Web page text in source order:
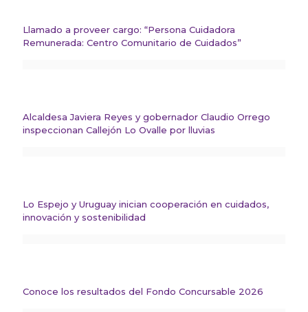
Llamado a proveer cargo: “Persona Cuidadora
Remunerada: Centro Comunitario de Cuidados”
Alcaldesa Javiera Reyes y gobernador Claudio Orrego
inspeccionan Callejón Lo Ovalle por lluvias
Lo Espejo y Uruguay inician cooperación en cuidados,
innovación y sostenibilidad
Conoce los resultados del Fondo Concursable 2026